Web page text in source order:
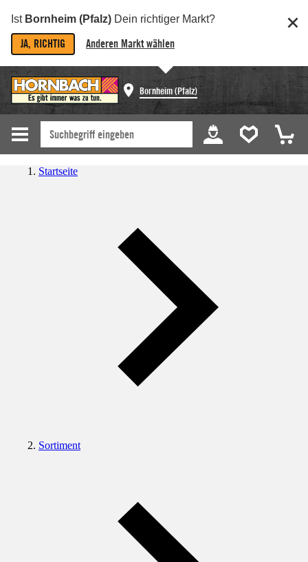
Ist Bornheim (Pfalz) Dein richtiger Markt?
JA, RICHTIG Anderen Markt wählen
Bornheim (Pfalz)
Startseite
Sortiment